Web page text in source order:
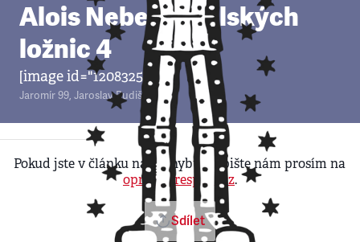
Alois Nebel: Z polských
ložnic 4
[image id="120832540"]
Jaromír 99, Jaroslav Rudiš
Pokud jste v článku našli chybu, napište nám prosím na
opravy@respekt.cz.
Sdílet